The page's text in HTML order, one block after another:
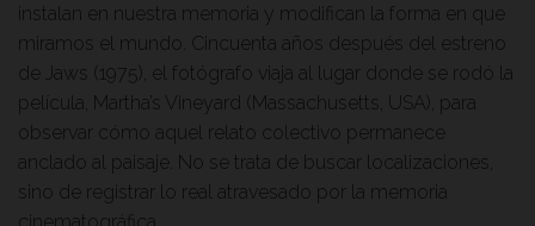
instalan en nuestra memoria y modifican la forma en que
miramos el mundo. Cincuenta años después del estreno
de Jaws (1975), el fotógrafo viaja al lugar donde se rodó la
película, Martha’s Vineyard (Massachusetts, USA), para
observar cómo aquel relato colectivo permanece
anclado al paisaje. No se trata de buscar localizaciones,
sino de registrar lo real atravesado por la memoria
cinematográfica.